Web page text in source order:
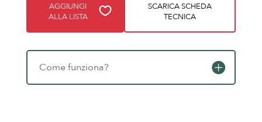
AGGIUNGI
ALLA LISTA
SCARICA SCHEDA
TECNICA
Come funziona?